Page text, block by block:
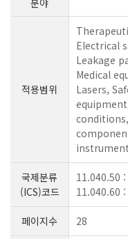
적용범위
Electrical
Leakage
Medical
Lasers,
국제분류
(ICS)코드
11.040.50 :
11.040.60 :
페이지수
28